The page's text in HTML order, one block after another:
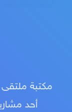
مكتبة ملتقى
أحد